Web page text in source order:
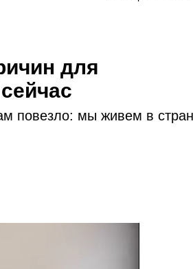
для
повезло: мы живем в